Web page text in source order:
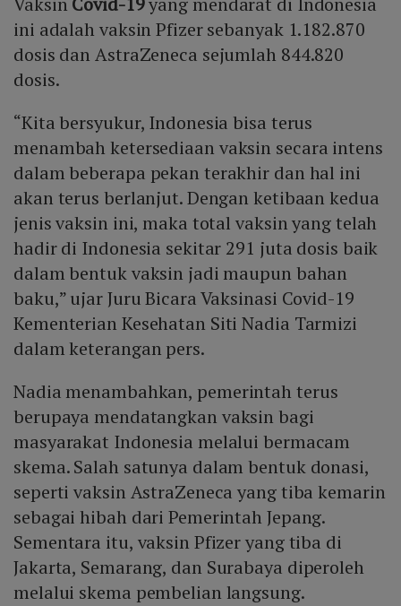
ini adalah vaksin Pfizer sebanyak 1.182.870
dosis dan AstraZeneca sejumlah 844.820
dosis.
“Kita bersyukur, Indonesia bisa terus
menambah ketersediaan vaksin secara intens
dalam beberapa pekan terakhir dan hal ini
akan terus berlanjut. Dengan ketibaan kedua
jenis vaksin ini, maka total vaksin yang telah
hadir di Indonesia sekitar 291 juta dosis baik
dalam bentuk vaksin jadi maupun bahan
baku,” ujar Juru Bicara Vaksinasi Covid-19
Kementerian Kesehatan Siti Nadia Tarmizi
dalam keterangan pers.
Nadia menambahkan, pemerintah terus
berupaya mendatangkan vaksin bagi
masyarakat Indonesia melalui bermacam
skema. Salah satunya dalam bentuk donasi,
seperti vaksin AstraZeneca yang tiba kemarin
sebagai hibah dari Pemerintah Jepang.
Sementara itu, vaksin Pfizer yang tiba di
Jakarta, Semarang, dan Surabaya diperoleh
melalui skema pembelian langsung.